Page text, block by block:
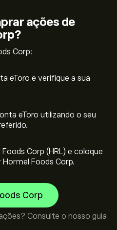
ações de
Corp:
eToro e verifique a sua
eToro utilizando o seu
Corp (HRL) e coloque
Foods Corp.
Corp
Consulte o nosso guia